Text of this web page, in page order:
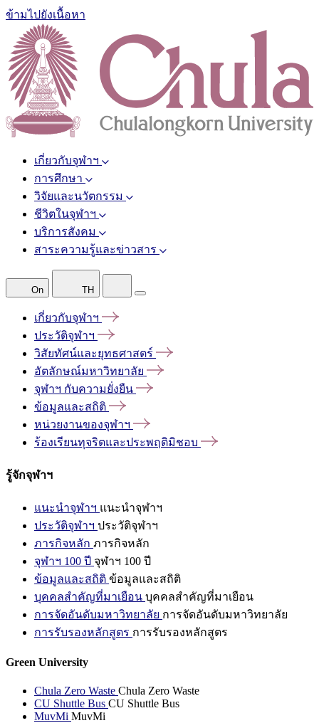
ข้ามไปยังเนื้อหา
เกี่ยวกับจุฬาฯ
การศึกษา
วิจัยและนวัตกรรม
ชีวิตในจุฬาฯ
บริการสังคม
สาระความรู้และข่าวสาร
On TH
เกี่ยวกับจุฬาฯ
ประวัติจุฬาฯ
วิสัยทัศน์และยุทธศาสตร์
อัตลักษณ์มหาวิทยาลัย
จุฬาฯ กับความยั่งยืน
ข้อมูลและสถิติ
หน่วยงานของจุฬาฯ
ร้องเรียนทุจริตและประพฤติมิชอบ
รู้จักจุฬาฯ
แนะนำจุฬาฯ แนะนำจุฬาฯ
ประวัติจุฬาฯ ประวัติจุฬาฯ
ภารกิจหลัก ภารกิจหลัก
จุฬาฯ 100 ปี จุฬาฯ 100 ปี
ข้อมูลและสถิติ ข้อมูลและสถิติ
บุคคลสำคัญที่มาเยือน บุคคลสำคัญที่มาเยือน
การจัดอันดับมหาวิทยาลัย การจัดอันดับมหาวิทยาลัย
การรับรองหลักสูตร การรับรองหลักสูตร
Green University
Chula Zero Waste Chula Zero Waste
CU Shuttle Bus CU Shuttle Bus
MuvMi MuvMi